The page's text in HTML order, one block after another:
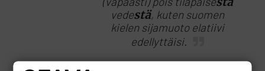
(vapaasti) pois tilapäisestä
vedestä, kuten suomen
kielen sijamuoto elatiivi
edellyttäisi.